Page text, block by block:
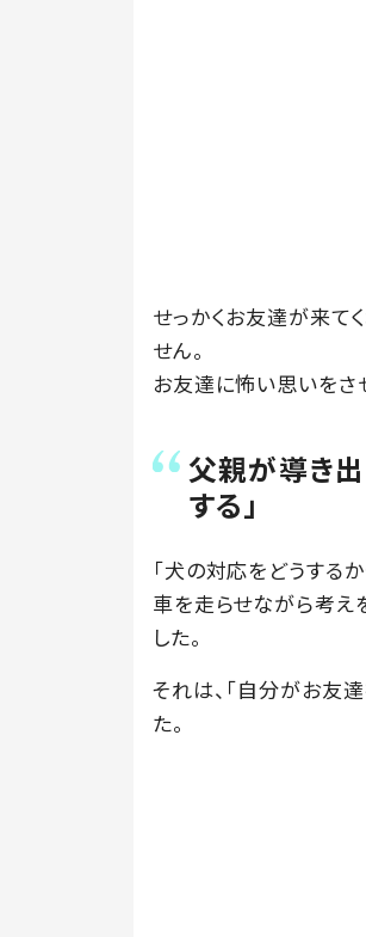
せっかくお友達が来て
せん。
お友達に怖い思いをさ
父親が導き
する」
「犬の対応をどうする
車を走らせながら考え
した。
それは、「自分がお友
た。